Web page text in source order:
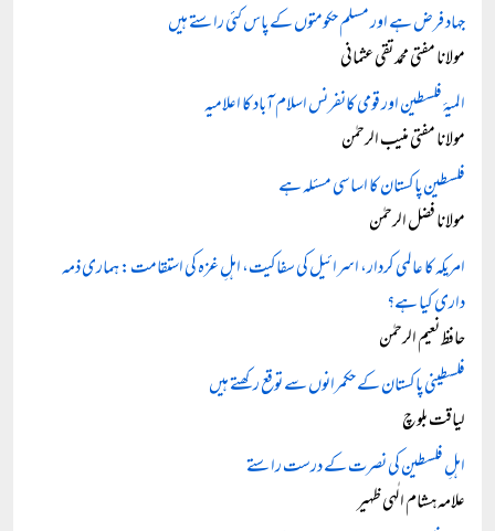
جہاد فرض ہے اور مسلم حکومتوں کے پاس کئی راستے ہیں
مولانا مفتی محمد تقی عثمانی
المیۂ فلسطین اور قومی کانفرنس اسلام آباد کا اعلامیہ
مولانا مفتی منیب الرحمٰن
فلسطین پاکستان کا اساسی مسئلہ ہے
مولانا فضل الرحمٰن
امریکہ کا عالمی کردار، اسرائیل کی سفاکیت، اہلِ غزہ کی استقامت: ہماری ذمہ
داری کیا ہے؟
حافظ نعیم الرحمٰن
فلسطینی پاکستان کے حکمرانوں سے توقع رکھتے ہیں
لیاقت بلوچ
اہلِ فلسطین کی نصرت کے درست راستے
علامہ ہشام الٰہی ظہیر